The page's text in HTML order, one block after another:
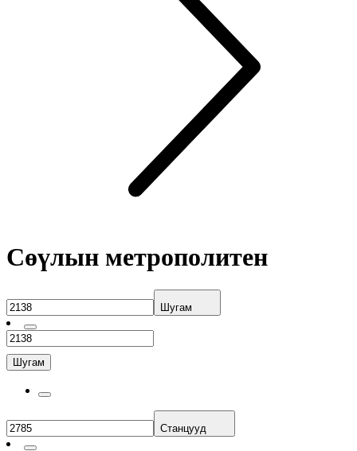
Сөүлын метрополитен
Шугам
Шугам
Станцууд